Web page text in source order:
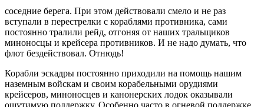
соседние берега. При этом действовали смело и не раз
вступали в перестрелки с кораблями противника, сами
постоянно тралили рейд, отгоняя от наших тральщиков
миноносцы и крейсера противников. И не надо думать, что
флот бездействовал. Отнюдь!
Корабли эскадры постоянно приходили на помощь нашим
наземным войскам и своим корабельными орудиями
крейсеров, миноносцев и канонерских лодок оказывали